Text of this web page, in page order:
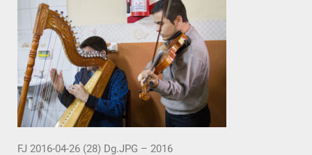
FJ 2016-04-26 (28) Dg.JPG – 2016